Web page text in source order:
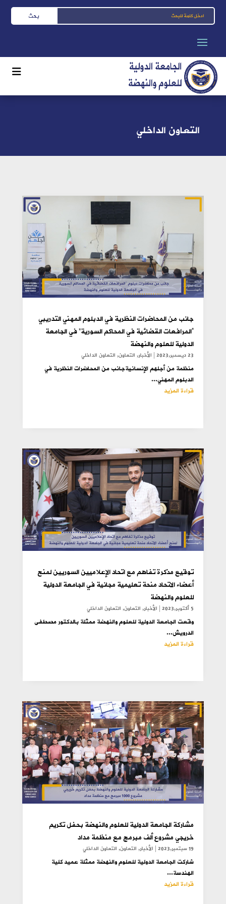
التعاون الداخلي
جانب من المحاضرات النظرية في الدبلوم المهني التدريبي
“المرافعات القضائية في المحاكم السورية” في الجامعة
الدولية للعلوم والنهضة
23 ديسمبر,2023 | الأخبار,التعاون,التعاون الداخلي
منظمة من أجلهم الإنسانيةجانب من المحاضرات النظرية في
الدبلوم المهني...
قراءة المزيد
توقيع مذكرة تفاهم مع اتحاد الإعلاميين السوريين لمنح
أعضاء الاتحاد منحة تعليمية مجانية في الجامعة الدولية
للعلوم والنهضة
5 أكتوبر,2023 | الأخبار,التعاون,التعاون الداخلي
وقعت الجامعة الدولية للعلوم والنهضة ممثلة بالدكتور مصطفى
الدرويش...
قراءة المزيد
مشاركة الجامعة الدولية للعلوم والنهضة بحفل تكريم
خريجي مشروع ألف مبرمج مع منظمة مداد
19 سبتمبر,2023 | الأخبار,التعاون,التعاون الداخلي
شاركت الجامعة الدولية للعلوم والنهضة ممثلة عميد كلية
الهندسة...
قراءة المزيد